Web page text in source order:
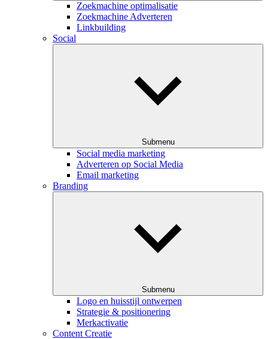
Zoekmachine optimalisatie
Zoekmachine Adverteren
Linkbuilding
Social
Submenu
Social media marketing
Adverteren op Social Media
Email marketing
Branding
Submenu
Logo en huisstijl ontwerpen
Strategie & positionering
Merkactivatie
Content Creatie